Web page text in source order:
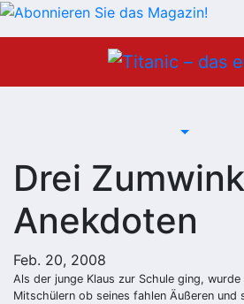
Drei
Anekdoten
Feb. 20, 2008
Als der junge Klaus zur Schule ging,
Mitschülern ob seines fahlen Äußeren und